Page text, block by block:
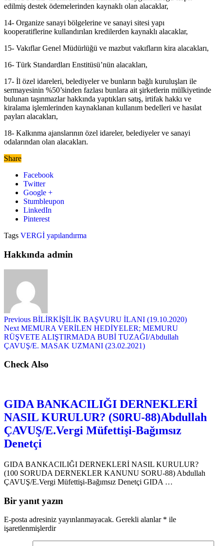
edilmiş destek ödemelerinden kaynaklı olan alacaklar,
14- Organize sanayi bölgelerine ve sanayi sitesi yapı
kooperatiflerine kullandırılan kredilerden kaynaklı alacaklar,
15- Vakıflar Genel Müdürlüğü ve mazbut vakıfların kira alacakları,
16- Türk Standardları Enstitüsü’nün alacakları,
17- İl özel idareleri, belediyeler ve bunların bağlı kuruluşları ile
sermayesinin %50’sinden fazlası bunlara ait şirketlerin mülkiyetinde
bulunan taşınmazlar hakkında yaptıkları satış, irtifak hakkı ve
kiralama işlemlerinden kaynaklanan kullanım bedelleri ve hasılat
payları alacakları,
18- Kalkınma ajanslarının özel idareler, belediyeler ve sanayi
odalarından olan alacakları.
Share
Facebook
Twitter
Google +
Stumbleupon
LinkedIn
Pinterest
Tags VERGİ yapılandırma
Hakkında admin
Previous BİLİRKİŞİLİK BAŞVURU İLANI (19.10.2020)
Next MEMURA VERİLEN HEDİYELER; MEMURU
RÜŞVETE ALIŞTIRMADA BUBİ TUZAĞI/Abdullah
ÇAVUŞ/E. MASAK UZMANI (23.02.2021)
Check Also
GIDA BANKACILIĞI DERNEKLERİ
NASIL KURULUR? (S0RU-88)Abdullah
ÇAVUŞ/E.Vergi Müfettişi-Bağımsız
Denetçi
GIDA BANKACILIĞI DERNEKLERİ NASIL KURULUR?
(100 SORUDA DERNEKLER KANUNU SORU-88) Abdullah
ÇAVUŞ/E.Vergi Müfettişi-Bağımsız Denetçi GIDA …
Bir yanıt yazın
E-posta adresiniz yayınlanmayacak. Gerekli alanlar * ile
işaretlenmişlerdir